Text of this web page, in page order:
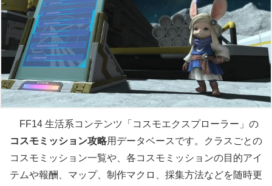
FF14 生活系コンテンツ「コスモエクスプローラー」の
コスモミッション攻略用データベースです。クラスごとの
コスモミッション一覧や、各コスモミッションの目的アイ
テムや報酬、マップ、制作マクロ、採集方法などを随時更